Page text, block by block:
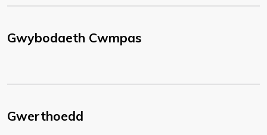
Gwybodaeth Cwmpas
Gwerthoedd